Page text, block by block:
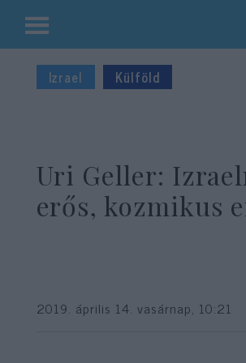
Kilépés
tartalomba
Izrael Külföld
Uri Geller:
erős, kozmikus
2019. április 14. vasárnap, 10:21